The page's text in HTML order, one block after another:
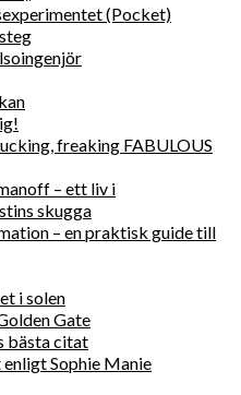
(Pocket)
freaking FABULOUS
– ett liv i
skugga
– en praktisk guide till
i solen
Gate
bästa citat
Sophie Manie